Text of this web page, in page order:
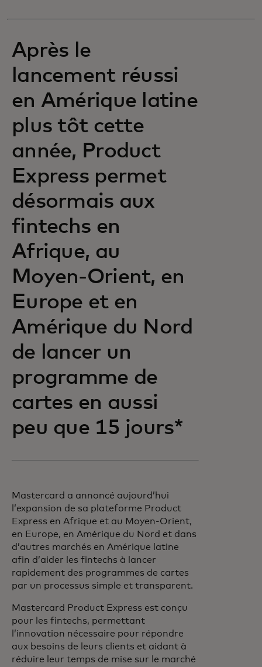
Après le
lancement réussi
en Amérique latine
plus tôt cette
année, Product
Express permet
désormais aux
fintechs en
Afrique, au
Moyen-Orient, en
Europe et en
Amérique du Nord
de lancer un
programme de
cartes en aussi
peu que 15 jours*
Mastercard a annoncé aujourd’hui
l’expansion de sa plateforme Product
Express en Afrique et au Moyen-Orient,
en Europe, en Amérique du Nord et dans
d’autres marchés en Amérique latine
afin d’aider les fintechs à lancer
rapidement des programmes de cartes
par un processus simple et transparent.
Mastercard Product Express est conçu
pour les fintechs, permettant
l’innovation nécessaire pour répondre
aux besoins de leurs clients et aidant à
réduire leur temps de mise sur le marché